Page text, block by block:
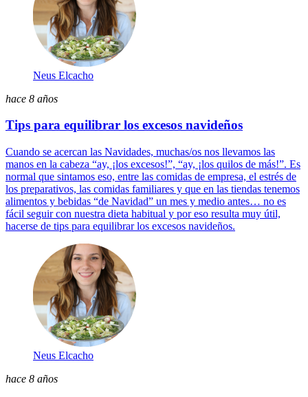
Neus Elcacho
hace 8 años
Tips para equilibrar los excesos navideños
Cuando se acercan las Navidades, muchas/os nos llevamos las
manos en la cabeza “ay, ¡los excesos!”, “ay, ¡los quilos de más!”. Es
normal que sintamos eso, entre las comidas de empresa, el estrés de
los preparativos, las comidas familiares y que en las tiendas tenemos
alimentos y bebidas “de Navidad” un mes y medio antes… no es
fácil seguir con nuestra dieta habitual y por eso resulta muy útil,
hacerse de tips para equilibrar los excesos navideños.
Neus Elcacho
hace 8 años